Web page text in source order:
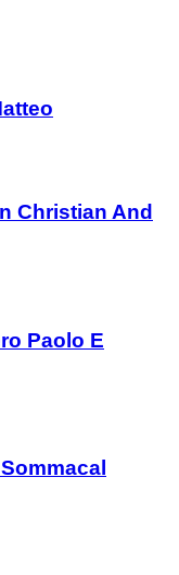
Christian And
Paolo E